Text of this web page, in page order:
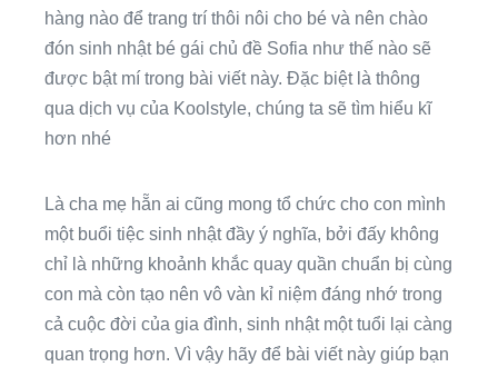
hàng nào để trang trí thôi nôi cho bé và nên chào
đón sinh nhật bé gái chủ đề Sofia như thế nào sẽ
được bật mí trong bài viết này. Đặc biệt là thông
qua dịch vụ của Koolstyle, chúng ta sẽ tìm hiểu kĩ
hơn nhé
Là cha mẹ hẵn ai cũng mong tổ chức cho con mình
một buổi tiệc sinh nhật đầy ý nghĩa, bởi đấy không
chỉ là những khoảnh khắc quay quần chuẩn bị cùng
con mà còn tạo nên vô vàn kỉ niệm đáng nhớ trong
cả cuộc đời của gia đình, sinh nhật một tuổi lại càng
quan trọng hơn. Vì vậy hãy để bài viết này giúp bạn